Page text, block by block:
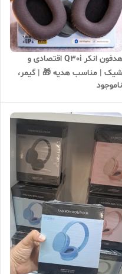
هدفون انکر Q30i اقتصادی و
شیک | مناسب هدیه 🎁 | گیمر،
موزیک، استفاده روزمره | قیمت
عالی
ناموجود